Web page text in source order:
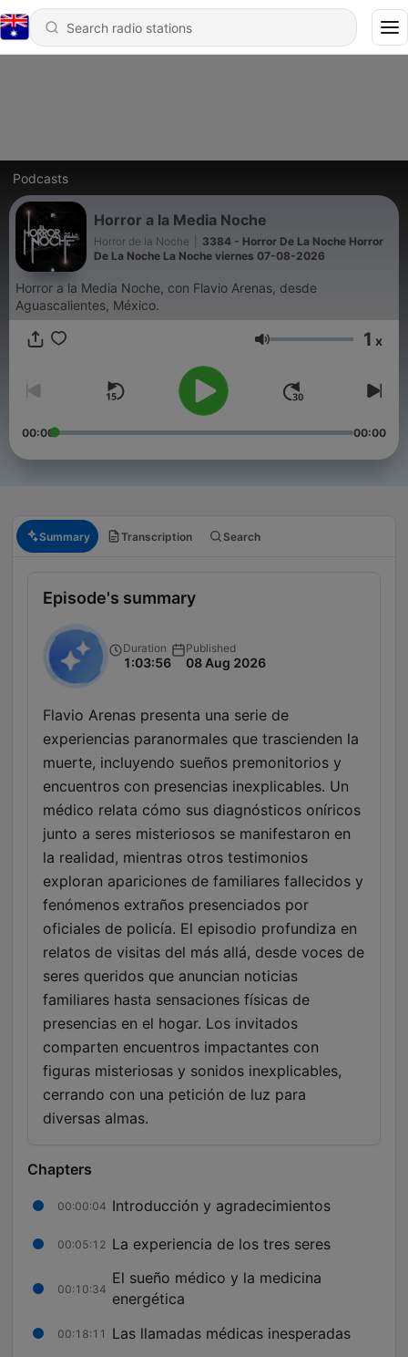
Podcasts
Horror a la Media Noche
Horror de la Noche
3384 - Horror De La Noche Horror
De La Noche La Noche viernes 07-08-2026
Horror a la Media Noche, con Flavio Arenas, desde
Aguascalientes, México.
Volume 1 x
00:00 00:00
Summary Transcription Search
Episode's summary
Duration
1:03:56
Published
08 Aug 2026
Flavio Arenas presenta una serie de
experiencias paranormales que trascienden la
muerte, incluyendo sueños premonitorios y
encuentros con presencias inexplicables. Un
médico relata cómo sus diagnósticos oníricos
junto a seres misteriosos se manifestaron en
la realidad, mientras otros testimonios
exploran apariciones de familiares fallecidos y
fenómenos extraños presenciados por
oficiales de policía. El episodio profundiza en
relatos de visitas del más allá, desde voces de
seres queridos que anuncian noticias
familiares hasta sensaciones físicas de
presencias en el hogar. Los invitados
comparten encuentros impactantes con
figuras misteriosas y sonidos inexplicables,
cerrando con una petición de luz para
diversas almas.
Chapters
00:00:04 Introducción y agradecimientos
00:05:12 La experiencia de los tres seres
00:10:34
El sueño médico y la medicina
energética
00:18:11 Las llamadas médicas inesperadas